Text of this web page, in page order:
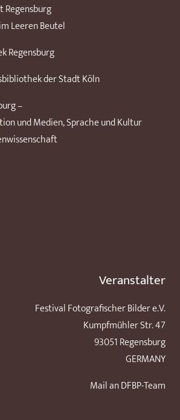
Leeren Beutel
Regensburg
der Stadt Köln
–
und Medien, Sprache und Kultur
Veranstalter
Festival Fotografischer Bilder e.V.
Kumpfmühler Str. 47
93051 Regensburg
GERMANY
Mail an DFBP-Team